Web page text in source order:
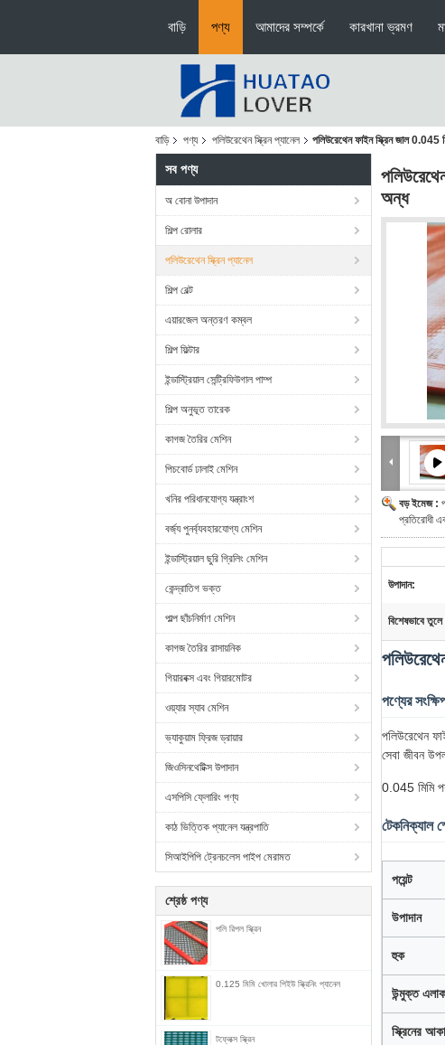
বাড়ি পণ্য আমাদের সম্পর্কে কারখানা ভ্রমণ
বাড়ি পণ্য পলিউরেথেন স্ক্রিন প্যানেল পলিউরেথেন ফাইন স্ক্রিন জাল
সব পণ্য
অ বোনা উপাদান
শিল্প রোলার
পলিউরেথেন স্ক্রিন প্যানেল
শিল্প বেল্ট
এয়ারজেল অন্তরণ কম্বল
শিল্প ফিল্টার
ইন্ডাস্ট্রিয়াল সেন্ট্রিফিউগাল পাম্প
শিল্প অনুভূত তারেক
কাগজ তৈরির মেশিন
পিচবোর্ড ঢালাই মেশিন
খনির পরিধানযোগ্য যন্ত্রাংশ
বর্জ্য পুনর্ব্যবহারযোগ্য মেশিন
ইন্ডাস্ট্রিয়াল ছুরি গ্রিলিং মেশিন
কেন্দ্রাতিগ ভক্ত
পাল্প ছাঁচনির্মাণ মেশিন
কাগজ তৈরির রাসায়নিক
গিয়ারবক্স এবং গিয়ারমোটর
ওয়্যার স্যাব মেশিন
ভ্যাকুয়াম ফ্রিজ ড্রায়ার
জিওসিনথেটিক্স উপাদান
এসপিসি ফ্লোরিং পণ্য
কাঠ ভিত্তিক প্যানেল যন্ত্রপাতি
সিআইপিপি ট্রেনচলেস পাইপ মেরামত
শ্রেষ্ঠ পণ্য
পলি রিপল স্ক্রিন
0.125 মিমি খোলার পিইউ স্ক্রিনিং প্যানেল
টফ্লেক্স স্ক্রিন
অন্ধ
বড় ইমেজ :
প্রতিরোধী
উপাদান:
বিশেষভাবে তুলে
পণ্যের
পলিউরেথেন
সেবা জীবন
0.045 মিমি
টেকনিক্যাল
পয়েন্ট
উপাদান
হুক
উন্মুক্ত
স্ক্রিনের